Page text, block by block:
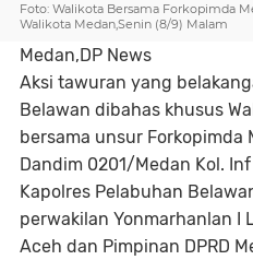
Foto: Walikota Bersama Forkopimda
Walikota Medan,Senin (8/9) Malam
Medan,DP News
Aksi tawuran yang
Belawan dibahas khusus
bersama unsur Forkopimda
Dandim 0201/Medan Kol.
Kapolres Pelabuhan
perwakilan Yonmarhanlan I
Aceh dan Pimpinan DPRD